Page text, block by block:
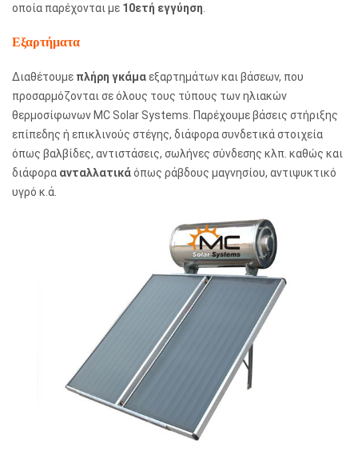
οποία παρέχονται με 10ετή εγγύηση
Εξαρτήματα
Διαθέτουμε πλήρη γκάμαεξαρτημάτων και βάσεων, που
προσαρμόζονται σε όλους τους τύπους των ηλιακών
θερμοσίφωνων MC Solar Systems. Παρέχουμε βάσεις στήριξης
επίπεδης ή επικλινούς στέγης, διάφορα συνδετικά στοιχεία
όπως βαλβίδες, αντιστάσεις, σωλήνες σύνδεσης κλπ. καθώς και
διάφορα ανταλλατικάόπως ράβδους μαγνησίου, αντιψυκτικό
υγρό κ.ά.